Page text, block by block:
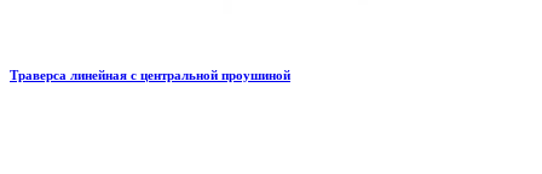
Траверса линейная с центральной проушиной